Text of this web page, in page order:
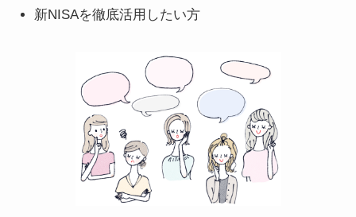
新NISAを徹底活用したい方